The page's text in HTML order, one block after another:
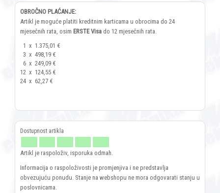
OBROČNO PLAĆANJE:
Artikl je moguće platiti kreditnim karticama u obrocima do 24
mjesečnih rata, osim ERSTE Visa do 12 mjesečnih rata.
1 x 1.375,01 €
3 x 498,19 €
6 x 249,09 €
12 x 124,55 €
24 x 62,27 €
Artikl je raspoloživ, isporuka odmah.
Informacija o raspoloživosti je promjenjiva i ne predstavlja
obvezujuću ponudu. Stanje na webshopu ne mora odgovarati stanju u
poslovnicama.